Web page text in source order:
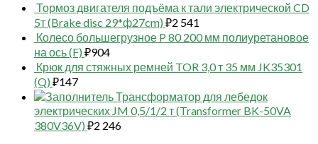
Тормоз двигателя подъёма к тали электрической CD
5т (Brake disc 29*ф27cm) ₽2 541
Колесо большегрузное P 80 200 мм полиуретановое
на ось (F) ₽904
Крюк для стяжных ремней TOR 3,0 т 35 мм JK35301
(Q) ₽147
Трансформатор для лебедок
электрических JM 0,5/1/2 т (Transformer BK-50VA
380V36V) ₽2 246